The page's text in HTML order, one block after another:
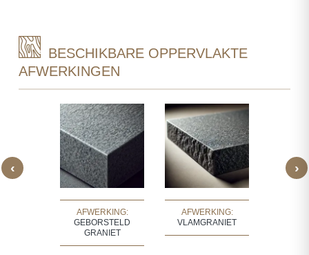
BESCHIKBARE OPPERVLAKTE
AFWERKINGEN
‹
AFWERKING:
GEBORSTELD
GRANIET
AFWERKING:
VLAMGRANIET
›